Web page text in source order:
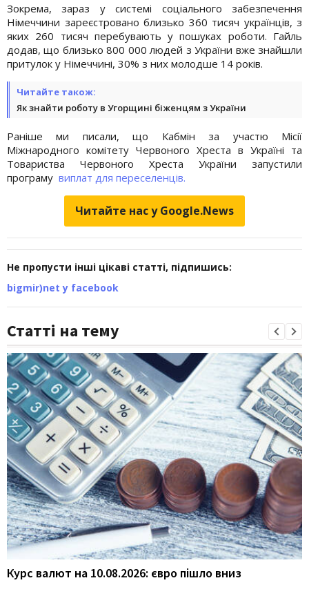
Зокрема, зараз у системі соціального забезпечення
Німеччини зареєстровано близько 360 тисяч українців, з
яких 260 тисяч перебувають у пошуках роботи. Гайль
додав, що близько 800 000 людей з України вже знайшли
притулок у Німеччині, 30% з них молодше 14 років.
Читайте також:
Як знайти роботу в Угорщині біженцям з України
Раніше ми писали, що Кабмін за участю Місії
Міжнародного комітету Червоного Хреста в Україні та
Товариства Червоного Хреста України запустили
програму виплат для переселенців.
Читайте нас у Google.News
Не пропусти інші цікаві статті, підпишись:
bigmir)net у facebook
Статті на тему
Курс валют на 10.08.2026: євро пішло вниз